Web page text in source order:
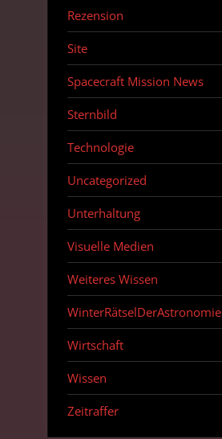
Rezension
Site
Spacecraft Mission News
Sternbild
Technologie
Uncategorized
Unterhaltung
Visuelle Medien
Weiteres Wissen
WinterRätselDerAstronomie
Wirtschaft
Wissen
Zeitraffer